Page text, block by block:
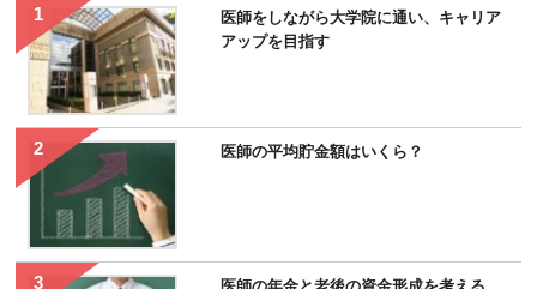
医師をしながら大学院に通い、キャリア
アップを目指す
医師の平均貯金額はいくら？